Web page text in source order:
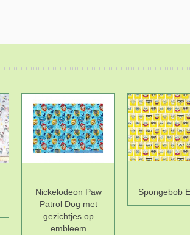
Nickelodeon Paw
Patrol Dog met
gezichtjes op
embleem
Spongebob